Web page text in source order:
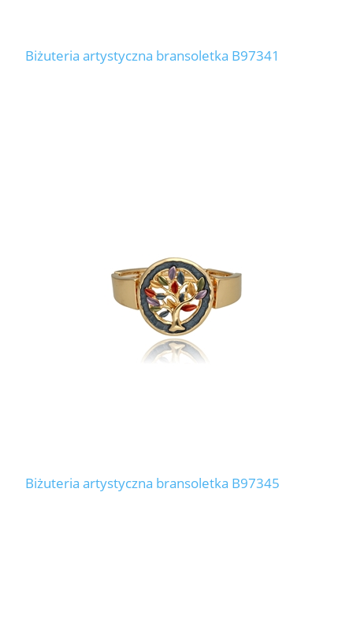
Biżuteria artystyczna bransoletka B97341
Biżuteria artystyczna bransoletka B97345